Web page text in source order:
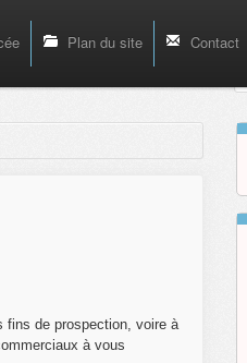
Plan du site Contact
fins de prospection, voire à
à vous